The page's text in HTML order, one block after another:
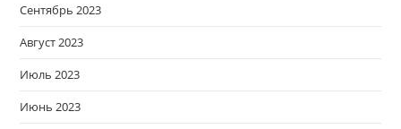
Сентябрь 2023
Август 2023
Июль 2023
Июнь 2023